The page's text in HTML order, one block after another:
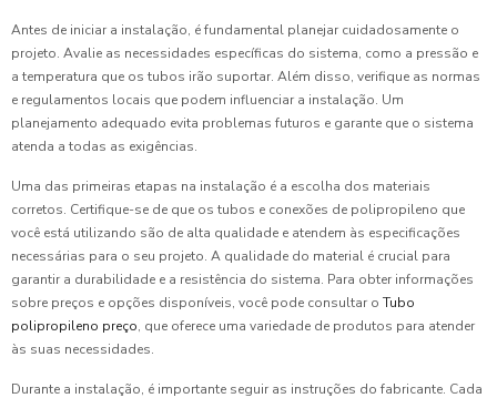
Antes de iniciar a instalação, é fundamental planejar cuidadosamente o
projeto. Avalie as necessidades específicas do sistema, como a pressão e
a temperatura que os tubos irão suportar. Além disso, verifique as normas
e regulamentos locais que podem influenciar a instalação. Um
planejamento adequado evita problemas futuros e garante que o sistema
atenda a todas as exigências.
Uma das primeiras etapas na instalação é a escolha dos materiais
corretos. Certifique-se de que os tubos e conexões de polipropileno que
você está utilizando são de alta qualidade e atendem às especificações
necessárias para o seu projeto. A qualidade do material é crucial para
garantir a durabilidade e a resistência do sistema. Para obter informações
sobre preços e opções disponíveis, você pode consultar o Tubo
polipropileno preço, que oferece uma variedade de produtos para atender
às suas necessidades.
Durante a instalação, é importante seguir as instruções do fabricante. Cada